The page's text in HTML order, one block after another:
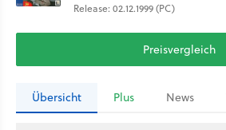
Release: 02.12.1999 (PC)
Preisvergleich
Übersicht Plus News